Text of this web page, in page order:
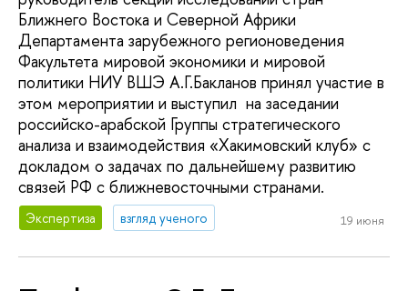
Ближнего Востока и Северной Африки
Департамента зарубежного регионоведения
Факультета мировой экономики и мировой
политики НИУ ВШЭ А.Г.Бакланов принял участие в
этом мероприятии и выступил на заседании
российско-арабской Группы стратегического
анализа и взаимодействия «Хакимовский клуб» с
докладом о задачах по дальнейшему развитию
связей РФ с ближневосточными странами.
Экспертиза взгляд ученого 19 июня